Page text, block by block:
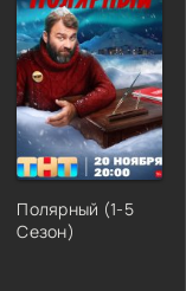
Полярный (1-5
Сезон)